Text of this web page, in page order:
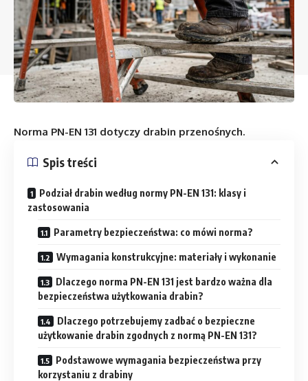
Norma PN-EN 131 dotyczy drabin przenośnych.
Spis treści
Podział drabin według normy PN-EN 131: klasy i
zastosowania
Parametry bezpieczeństwa: co mówi norma?
Wymagania konstrukcyjne: materiały i wykonanie
Dlaczego norma PN-EN 131 jest bardzo ważna dla
bezpieczeństwa użytkowania drabin?
Dlaczego potrzebujemy zadbać o bezpieczne
użytkowanie drabin zgodnych z normą PN-EN 131?
Podstawowe wymagania bezpieczeństwa przy
korzystaniu z drabiny